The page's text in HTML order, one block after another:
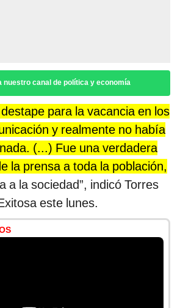
nuestro canal de política y economía
para la vacancia en los
y realmente no había
(...) Fue una verdadera
la prensa a toda la población,
a la sociedad”, indicó Torres
este lunes.